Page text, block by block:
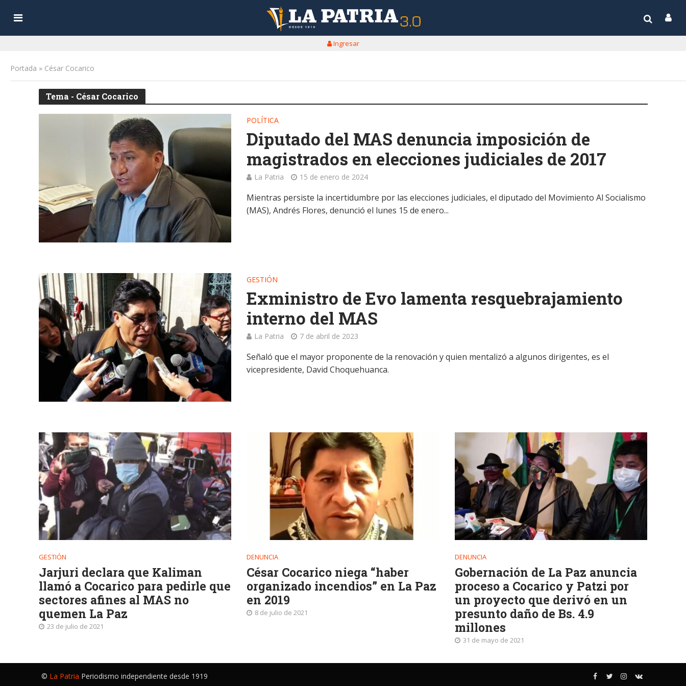
Ingresar
Portada » César Cocarico
Tema - César Cocarico
POLÍTICA
Diputado del MAS denuncia imposición de
magistrados en elecciones judiciales de 2017
La Patria 15 de enero de 2024
Mientras persiste la incertidumbre por las elecciones judiciales, el diputado del Movimiento Al Socialismo
(MAS), Andrés Flores, denunció el lunes 15 de enero...
GESTIÓN
Exministro de Evo lamenta resquebrajamiento
interno del MAS
La Patria 7 de abril de 2023
Señaló que el mayor proponente de la renovación y quien mentalizó a algunos dirigentes, es el
vicepresidente, David Choquehuanca.
GESTIÓN
Jarjuri declara que Kaliman
llamó a Cocarico para pedirle que
sectores afines al MAS no
quemen La Paz
23 de julio de 2021
DENUNCIA
César Cocarico niega “haber
organizado incendios” en La Paz
en 2019
8 de julio de 2021
DENUNCIA
Gobernación de La Paz anuncia
proceso a Cocarico y Patzi por
un proyecto que derivó en un
presunto daño de Bs. 4.9
millones
31 de mayo de 2021
© La Patria Periodismo independiente desde 1919